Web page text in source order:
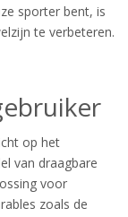
sporter bent, is
te verbeteren.
op het
van draagbare
voor
zoals de